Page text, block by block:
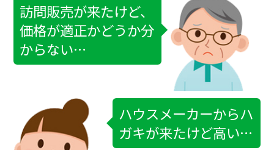
訪問販売が来たけど、
価格が適正かどうか分
からない…
ハウスメーカーからハ
ガキが来たけど高い…